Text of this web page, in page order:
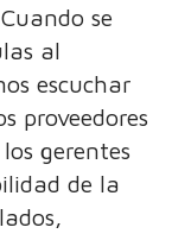
se
al
escuchar
proveedores
gerentes
de la